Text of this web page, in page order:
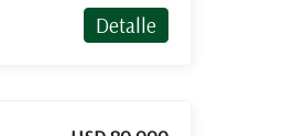
Detalle